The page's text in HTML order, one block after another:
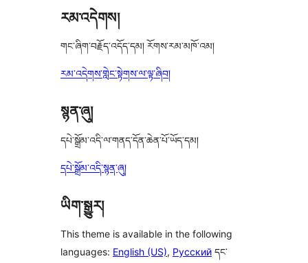
རམ་འདེགས།
གང་ཞིག་བརྗོད་འདོད་དམ། རོགས་རམ་མཁོ་འམ།
རམ་འདེགས་གླེང་སྟེགས་ལ་ལྟ་ཞིབ།
སྙན་ཞུ།
དཔེ་སྒྲོམ་འདི་ལ་གནད་དོན་ཆེན་པོ་ཡོད་དམ།
དཔེ་སྒྲོམ་འདི་སྙན་ཞུ།
ཡིག་སྒྱུར།
This theme is available in the following
languages: English (US), Русский དང་